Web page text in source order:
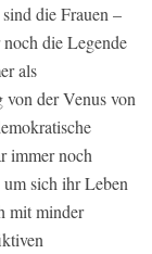
die Frauen –
die Legende
als
der Venus von
immer noch
sich ihr Leben
mit minder